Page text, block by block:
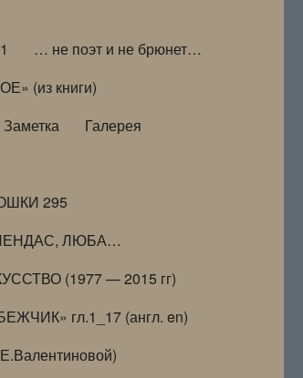
… не поэт и не брюнет…
(из книги)
Заметка
Галерея
295
ЛЮБА…
(1977 — 2015 гг)
гл.1_17 (англ. en)